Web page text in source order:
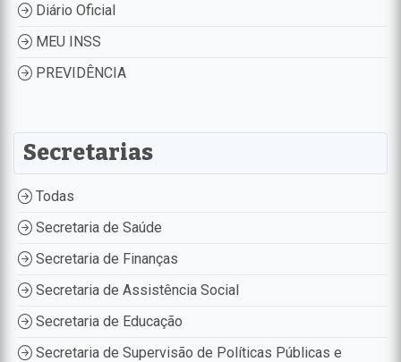
Diário Oficial
MEU INSS
PREVIDÊNCIA
Secretarias
Todas
Secretaria de Saúde
Secretaria de Finanças
Secretaria de Assistência Social
Secretaria de Educação
Secretaria de Supervisão de Políticas Públicas e